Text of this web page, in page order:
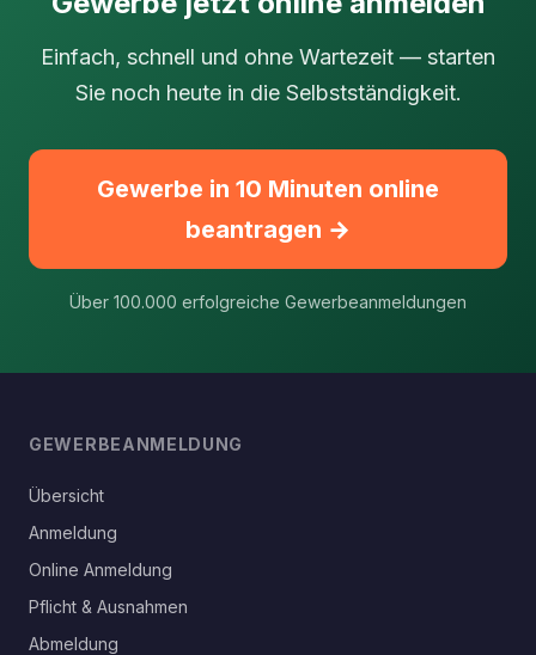
Einfach, schnell und ohne Wartezeit — starten
Sie noch heute in die Selbstständigkeit.
Gewerbe in 10 Minuten online
beantragen →
Über 100.000 erfolgreiche Gewerbeanmeldungen
GEWERBEANMELDUNG
Übersicht
Anmeldung
Online Anmeldung
Pflicht & Ausnahmen
Abmeldung